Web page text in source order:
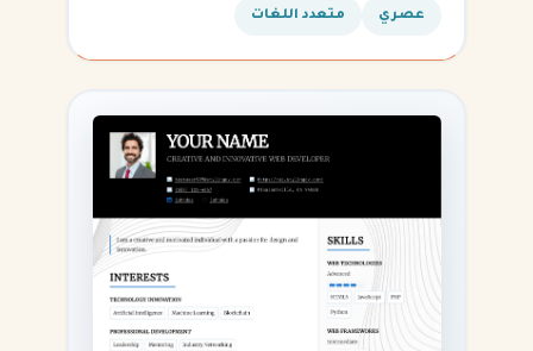
القادمة.
عصري متعدد اللغات